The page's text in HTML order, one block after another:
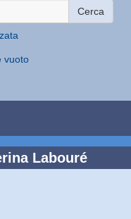
Cerca
vuoto
Labouré